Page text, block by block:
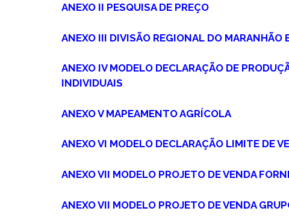
ANEXO II PESQUISA DE PREÇO
ANEXO III DIVISÃO REGIONAL DO MARANHÃO
ANEXO IV MODELO DECLARAÇÃO DE
INDIVIDUAIS
ANEXO V MAPEAMENTO AGRÍCOLA
ANEXO VI MODELO DECLARAÇÃO LIMITE DE
ANEXO VII MODELO PROJETO DE VENDA
ANEXO VII MODELO PROJETO DE VENDA